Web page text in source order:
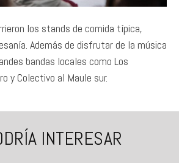
los stands de comida típica,
Además de disfrutar de la música
bandas locales como Los
y Colectivo al Maule sur.
INTERESAR